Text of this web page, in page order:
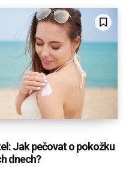
Jak pečovat o pokožku
dnech?